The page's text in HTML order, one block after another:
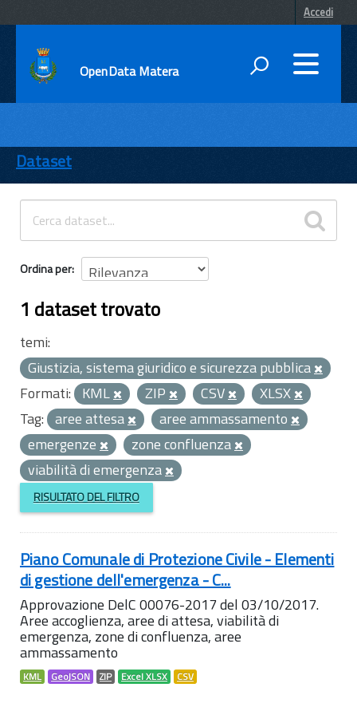
Accedi
OpenData Matera
ENTI
TEMI
INFORMAZIONI
Dataset
Ordina per
1 dataset trovato
temi:
Giustizia, sistema giuridico e sicurezza pubblica
Formati: KML ZIP CSV
XLSX
Tag: aree attesa
aree ammassamento
emergenze
zone confluenza
viabilità di emergenza
RISULTATO DEL FILTRO
Piano Comunale di Protezione Civile - Elementi
di gestione dell'emergenza - C...
Approvazione DelC 00076-2017 del 03/10/2017.
Aree accoglienza, aree di attesa, viabilità di
emergenza, zone di confluenza, aree
ammassamento
KML GeoJSON ZIP Excel XLSX CSV